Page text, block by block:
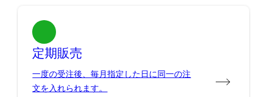
定期販売
一度の受注後、毎月指定した日に同一の注
文を入れられます。